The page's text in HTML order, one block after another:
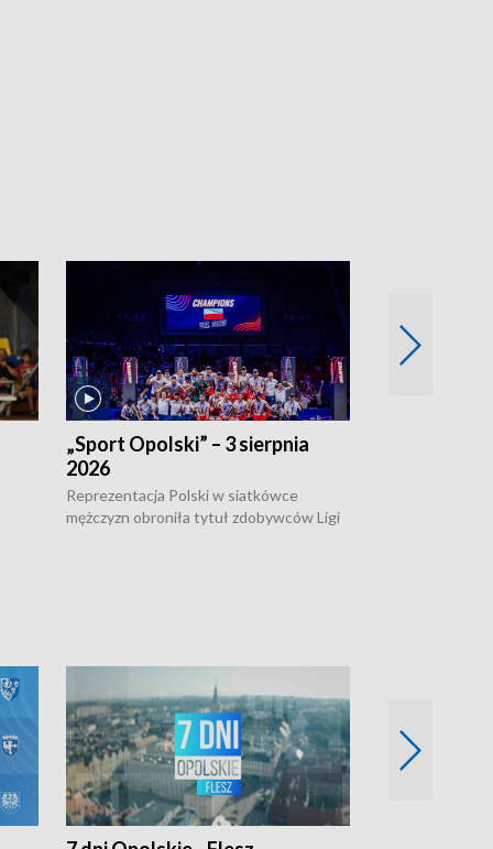
„Sport Opolski” – 3 sierpnia
2026
Reprezentacja Polski w siatkówce
mężczyzn obroniła tytuł zdobywców Ligi